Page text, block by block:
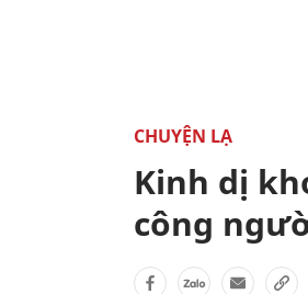
CHUYỆN LẠ
Kinh dị
công